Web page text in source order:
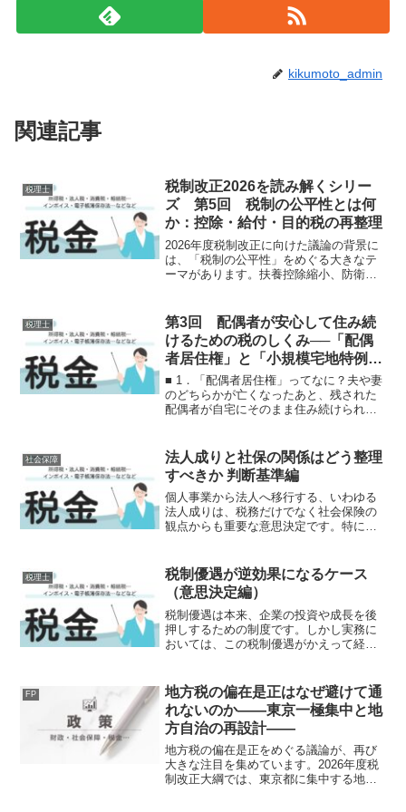
kikumoto_admin
関連記事
税理士
税制改正2026を読み解くシリー
ズ 第5回 税制の公平性とは何
か：控除・給付・目的税の再整理
2026年度税制改正に向けた議論の背景に
は、「税制の公平性」をめぐる大きなテ
ーマがあります。扶養控除縮小、防衛財
ように見えますが、実際には「誰がどれ
だけ負担すべきか」と...
税理士
第3回 配偶者が安心して住み続
けるための税のしくみ──「配偶
者居住権」と「小規模宅地特例」
の関係をやさしく解説
■ 1．「配偶者居住権」ってなに？夫や妻
のどちらかが亡くなったあと、残された
配偶者が自宅にそのまま住み続けられる
れた新しい制度で、民法の改正により導
入されました。...
社会保障
法人成りと社保の関係はどう整理
すべきか 判断基準編
個人事業から法人へ移行する、いわゆる
法人成りは、税務だけでなく社会保険の
観点からも重要な意思決定です。特に近
ように整理するかが実務上の大きな論点
となっています。しかし、...
税理士
税制優遇が逆効果になるケース
（意思決定編）
税制優遇は本来、企業の投資や成長を後
押しするための制度です。しかし実務に
おいては、この税制優遇がかえって経営
は、税制優遇が逆効果となる典型的な状
況を整理し、意思決定の本...
FP
地方税の偏在是正はなぜ避けて通
れないのか――東京一極集中と地
方自治の再設計――
地方税の偏在是正をめぐる議論が、再び
大きな注目を集めています。2026年度税
制改正大綱では、東京都に集中する地方